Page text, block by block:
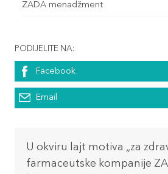
ZADA menadžment
PODIJELITE NA:
Facebook
Email
U okviru lajt motiva „za
farmaceutske kompanije